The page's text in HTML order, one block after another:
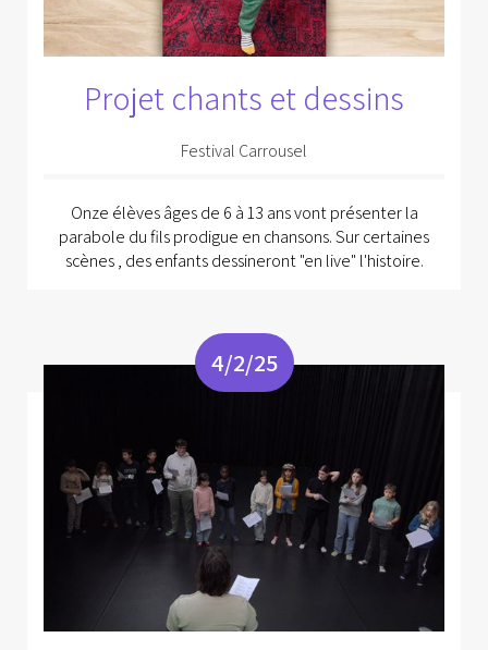
Projet chants et dessins
Festival Carrousel
Onze élèves âges de 6 à 13 ans vont présenter la
parabole du fils prodigue en chansons. Sur certaines
scènes , des enfants dessineront "en live" l'histoire.
4/2/25